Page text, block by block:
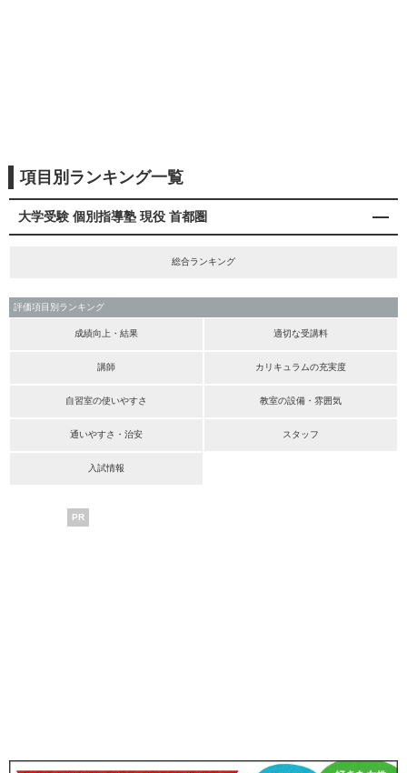
項目別ランキング一覧
大学受験 個別指導塾 現役 首都圏
総合ランキング
評価項目別ランキング
成績向上・結果 適切な受講料
講師 カリキュラムの充実度
自習室の使いやすさ 教室の設備・雰囲気
通いやすさ・治安 スタッフ
入試情報
PR